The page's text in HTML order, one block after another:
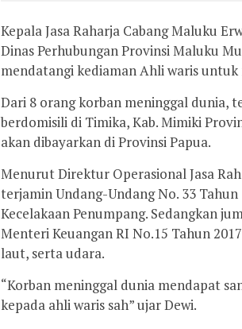
Kepala Jasa Raharja Cabang Maluku
Dinas Perhubungan Provinsi Maluku
mendatangi kediaman Ahli waris
Dari 8 orang korban meninggal dunia,
berdomisili di Timika, Kab. Mimiki
akan dibayarkan di Provinsi Papua.
Menurut Direktur Operasional Jasa
terjamin Undang-Undang No. 33
Kecelakaan Penumpang. Sedangkan
Menteri Keuangan RI No.15 Tahun
laut, serta udara.
“Korban meninggal dunia mendapat
kepada ahli waris sah” ujar Dewi.